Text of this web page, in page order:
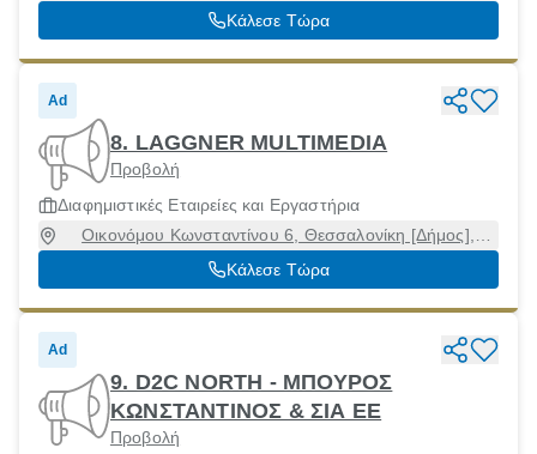
Θεσσαλονίκη, 54621
Κάλεσε Τώρα
Ad
8. LAGGNER MULTIMEDIA
Προβολή
Διαφημιστικές Εταιρείες και Εργαστήρια
Οικονόμου Κωνσταντίνου 6, Θεσσαλονίκη [Δήμος],
Θεσσαλονίκη, 54627
Κάλεσε Τώρα
Ad
9. D2C NORTH - ΜΠΟΥΡΟΣ
ΚΩΝΣΤΑΝΤΙΝΟΣ & ΣΙΑ ΕΕ
Προβολή